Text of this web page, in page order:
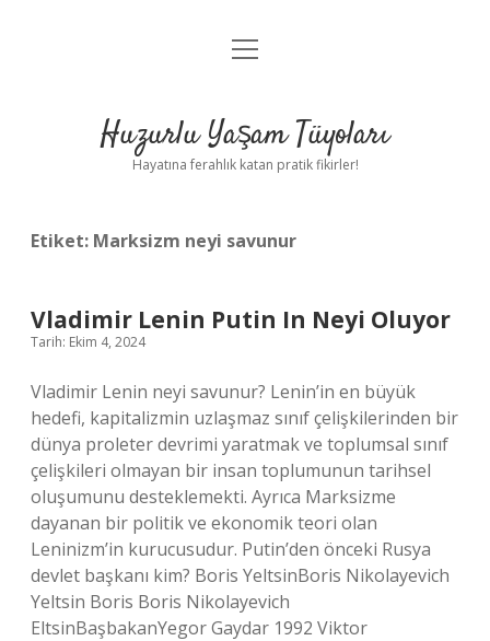
Anasayfa
Yasal Uyarı
menüyü
Huzurlu Yaşam Tüyoları
Hayatına ferahlık katan pratik fikirler!
Etiket: Marksizm neyi savunur
Vladimir Lenin Putin In Neyi Oluyor
Tarih: Ekim 4, 2024
Vladimir Lenin neyi savunur? Lenin’in en büyük
hedefi, kapitalizmin uzlaşmaz sınıf çelişkilerinden bir
dünya proleter devrimi yaratmak ve toplumsal sınıf
çelişkileri olmayan bir insan toplumunun tarihsel
oluşumunu desteklemekti. Ayrıca Marksizme
dayanan bir politik ve ekonomik teori olan
Leninizm’in kurucusudur. Putin’den önceki Rusya
devlet başkanı kim? Boris YeltsinBoris Nikolayevich
Yeltsin Boris Boris Nikolayevich
EltsinBaşbakanYegor Gaydar 1992 Viktor